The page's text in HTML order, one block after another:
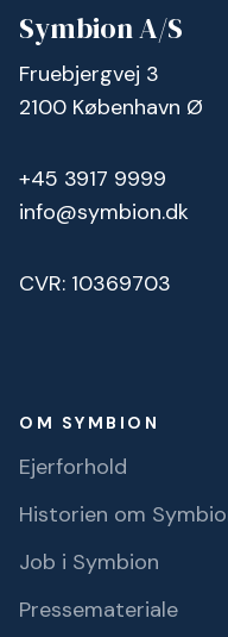
Symbion A/S
Fruebjergvej 3
2100 København Ø
+45 3917 9999
info@symbion.dk
CVR: 10369703
OM SYMBION
Ejerforhold
Historien om
Job i Symbion
Pressemateriale